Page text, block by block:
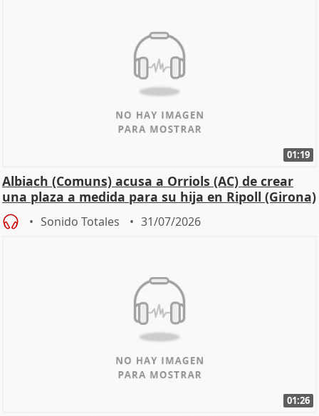
01:19
Albiach (Comuns) acusa a Orriols (AC) de crear
una plaza a medida para su hija en Ripoll (Girona)
Sonido Totales 31/07/2026
01:26